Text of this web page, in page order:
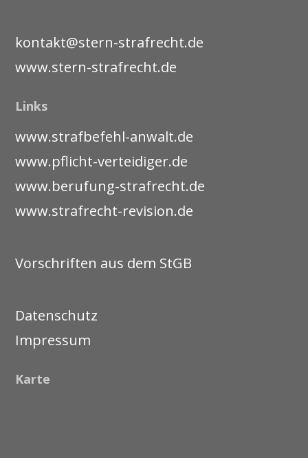
kontakt@stern-strafrecht.de
www.stern-strafrecht.de
Links
www.strafbefehl-anwalt.de
www.pflicht-verteidiger.de
www.berufung-strafrecht.de
www.strafrecht-revision.de
Vorschriften aus dem StGB
Datenschutz
Impressum
Karte